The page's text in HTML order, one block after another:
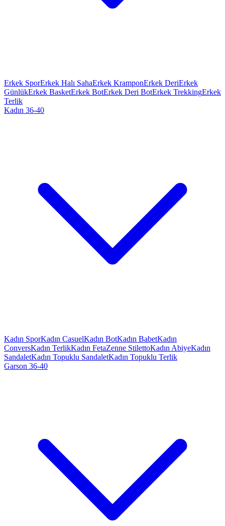
Erkek SporErkek Halı SahaErkek KramponErkek DeriErkek
GünlükErkek BasketErkek BotErkek Deri BotErkek TrekkingErkek
Terlik
Kadın 36-40
Kadın SporKadın CasuelKadın BotKadın BabetKadın
ConversKadın TerlikKadın FetaZenne StilettoKadın AbiyeKadın
SandaletKadın Topuklu SandaletKadın Topuklu Terlik
Garson 36-40